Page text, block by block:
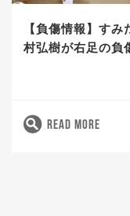
【負傷情報】す
村弘樹が右足の負
READ MORE